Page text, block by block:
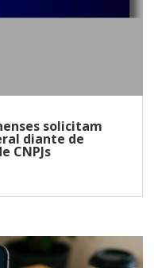
solicitam
diante de
CNPJs